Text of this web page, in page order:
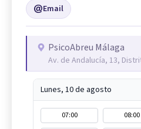
Email
PsicoAbreu Málaga
Av. de Andalucía, 13,
Lunes, 10 de agosto
07:00 08:00